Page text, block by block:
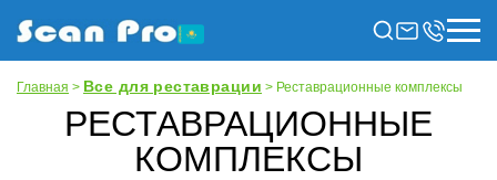
Главная > Все для реставрации > Реставрационные комплексы
РЕСТАВРАЦИОННЫЕ
КОМПЛЕКСЫ